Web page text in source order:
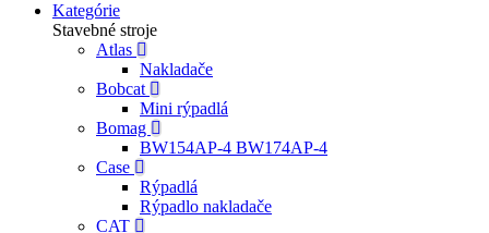
Kategórie
Stavebné stroje
Atlas
Nakladače
Bobcat
Mini rýpadlá
Bomag
BW154AP-4 BW174AP-4
Case
Rýpadlá
Rýpadlo nakladače
CAT